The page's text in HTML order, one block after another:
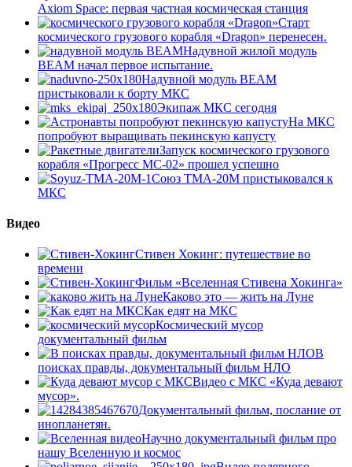
Axiom Space: первая частная космическая станция
Старт
космического грузового корабля «Dragon» перенесен.
Надувной жилой модуль
BEAM начал первое испытание.
Надувной модуль BEAM
пристыковали к борту МКС
Экипаж МКС сегодня
На МКС
попробуют выращивать пекинскую капусту
Запуск космического грузового
корабля «Прогресс МС-02» прошел успешно
Союз ТМА-20М пристыковался к
МКС
Видео
Стивен Хокинг: путешествие во
времени
Фильм «Вселенная Стивена Хокинга»
Каково это — жить на Луне
Как едят на МКС
Космический мусор
документальный фильм
В
поисках правды, документальный фильм НЛО
Видео с МКС «Куда девают
мусор».
Документальный фильм, послание от
инопланетян.
Научно документальный фильм про
нашу Вселенную и космос